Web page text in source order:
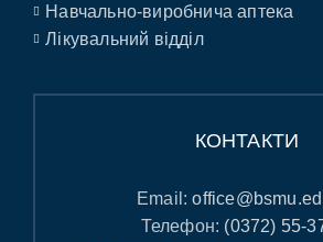
Навчально-виробнича аптека
Лікувальний відділ
КОНТАКТИ
Email:
Телефон: (0372) 55-